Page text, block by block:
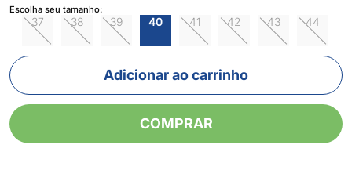
Escolha seu tamanho:
37 38 39 40 41 42 43 44
Adicionar ao carrinho
COMPRAR